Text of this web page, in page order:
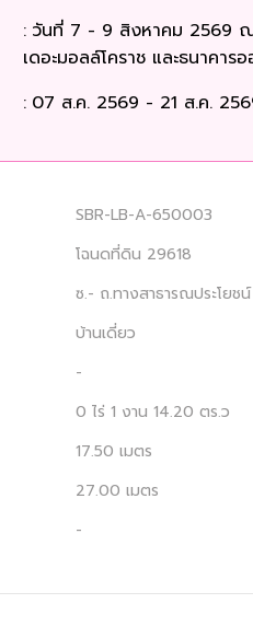
: วันที่ 7 - 9 สิงหาคม 2569
เดอะมอลล์โคราช และธนาคาร
: 07 ส.ค. 2569 - 21 ส.ค.
SBR-LB-A-650003
โฉนดที่ดิน 29618
ซ.- ถ.ทางสาธารณประโยช
บ้านเดี่ยว
-
0 ไร่ 1 งาน 14.20 ตร.ว
17.50 เมตร
27.00 เมตร
-